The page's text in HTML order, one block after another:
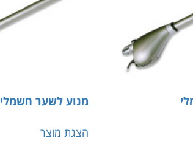
מנוע לשער חשמלי 1
הצגת מוצר